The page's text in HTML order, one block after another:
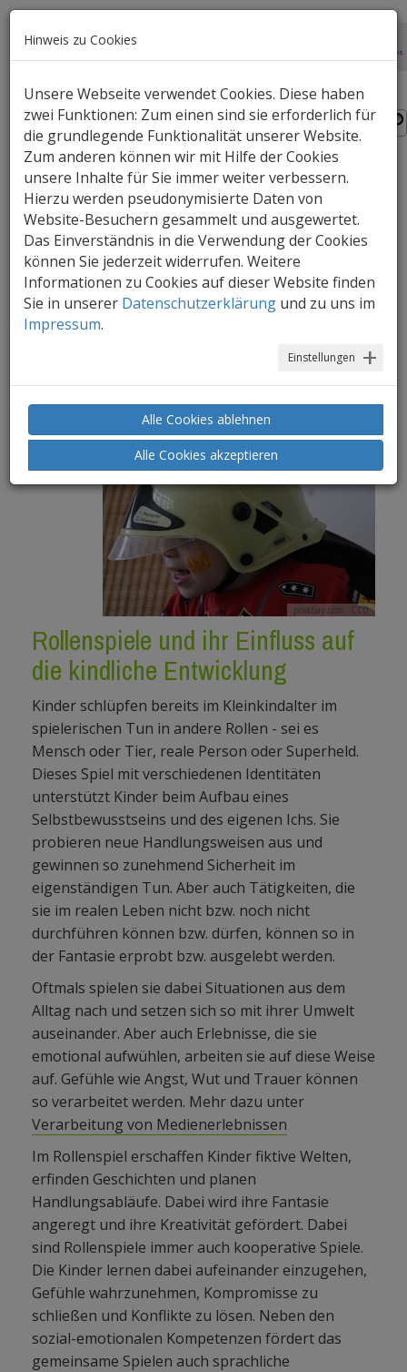
Rollenspiele und ihre
Bedeutung in der
Medienerziehung
"Heute bin ich Feuerwehrmann/frau!" -
Rollenspiele fördern nicht nur die kindliche
Entwicklung, sondern unterstützen auch
pixabay.com CC0
Rollenspiele und ihr Einfluss auf
die kindliche Entwicklung
Kinder schlüpfen bereits im Kleinkindalter im
spielerischen Tun in andere Rollen - sei es
Mensch oder Tier, reale Person oder Superheld.
Dieses Spiel mit verschiedenen Identitäten
unterstützt Kinder beim Aufbau eines
Selbstbewusstseins und des eigenen Ichs. Sie
probieren neue Handlungsweisen aus und
gewinnen so zunehmend Sicherheit im
eigenständigen Tun. Aber auch Tätigkeiten, die
sie im realen Leben nicht bzw. noch nicht
durchführen können bzw. dürfen, können so in
der Fantasie erprobt bzw. ausgelebt werden.
Oftmals spielen sie dabei Situationen aus dem
Alltag nach und setzen sich so mit ihrer Umwelt
auseinander. Aber auch Erlebnisse, die sie
emotional aufwühlen, arbeiten sie auf diese Weise
auf. Gefühle wie Angst, Wut und Trauer können
so verarbeitet werden. Mehr dazu unter
Verarbeitung von Medienerlebnissen
Im Rollenspiel erschaffen Kinder fiktive Welten,
erfinden Geschichten und planen
Handlungsabläufe. Dabei wird ihre Fantasie
angeregt und ihre Kreativität gefördert. Dabei
sind Rollenspiele immer auch kooperative Spiele.
Die Kinder lernen dabei aufeinander einzugehen,
Gefühle wahrzunehmen, Kompromisse zu
schließen und Konflikte zu lösen. Neben den
sozial-emotionalen Kompetenzen fördert das
gemeinsame Spielen auch sprachliche
Hinweis zu Cookies
Unsere Webseite verwendet Cookies. Diese haben
zwei Funktionen: Zum einen sind sie erforderlich für
die grundlegende Funktionalität unserer Website.
Zum anderen können wir mit Hilfe der Cookies
unsere Inhalte für Sie immer weiter verbessern.
Hierzu werden pseudonymisierte Daten von
Website-Besuchern gesammelt und ausgewertet.
Das Einverständnis in die Verwendung der Cookies
können Sie jederzeit widerrufen. Weitere
Informationen zu Cookies auf dieser Website finden
Sie in unserer Datenschutzerklärung und zu uns im
Impressum.
Einstellungen
Alle Cookies ablehnen
Alle Cookies akzeptieren